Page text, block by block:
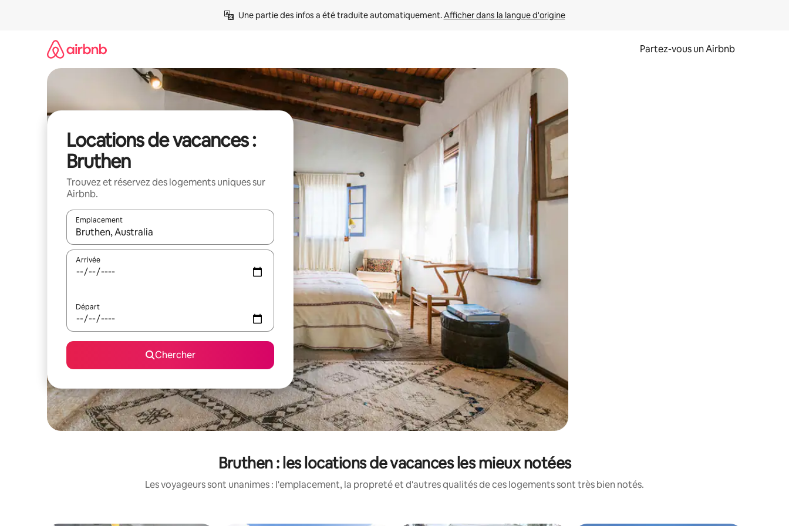
Une partie des infos a été traduite automatiquement. Afficher dans la langue d'origine
Partez-vous un Airbnb
Locations de vacances :
Bruthen
Trouvez et réservez des logements uniques sur
Airbnb.
Emplacement
Quand les résultats sont affichés, parcourez-les en utilisant les flèches vers le haut et vers le bas, ou en appuyant dessus et en les faisant glisser.
Arrivée
Départ
Chercher
Bruthen : les locations de vacances les mieux notées
Les voyageurs sont unanimes : l'emplacement, la propreté et d'autres qualités de ces logements sont très bien notés.